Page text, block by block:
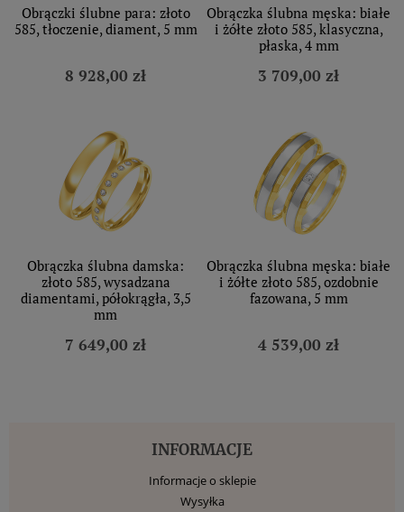
Obrączki ślubne para: złoto
585, tłoczenie, diament, 5 mm
8 928,00 zł
Obrączka ślubna męska: białe
i żółte złoto 585, klasyczna,
płaska, 4 mm
3 709,00 zł
Obrączka ślubna damska:
złoto 585, wysadzana
diamentami, półokrągła, 3,5
mm
7 649,00 zł
Obrączka ślubna męska: białe
i żółte złoto 585, ozdobnie
fazowana, 5 mm
4 539,00 zł
INFORMACJE
Informacje o sklepie
Wysyłka